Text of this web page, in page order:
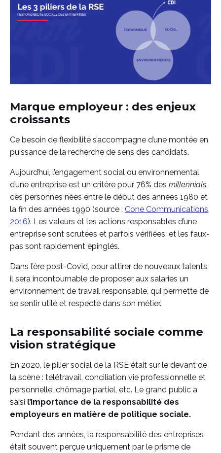
Marque employeur : des enjeux
croissants
Ce besoin de flexibilité s’accompagne d’une montée en
puissance de la recherche de sens des candidats.
Aujourd’hui, l’engagement social ou environnemental
d’une entreprise est un critère pour 76% des millennials,
ces personnes nées entre le début des années 1980 et
la fin des années 1990 (source : Cone Communications,
2016). Les valeurs et les actions responsables d’une
entreprise sont scrutées et parfois vérifiées, et les faux-
pas sont rapidement épinglés.
Dans l’ère post-Covid, pour attirer de nouveaux talents,
il sera incontournable de proposer aux salariés un
environnement de travail responsable, qui permette de
se sentir utile et respecté dans son métier.
La responsabilité sociale comme
vision stratégique
En 2020, le pilier social de la RSE était sur le devant de
la scène : télétravail, conciliation vie professionnelle et
personnelle, chômage partiel, etc. Le grand public a
saisi l’importance de la responsabilité des
employeurs en matière de politique sociale.
Pendant des années, la responsabilité des entreprises
était souvent perçue uniquement par le prisme de